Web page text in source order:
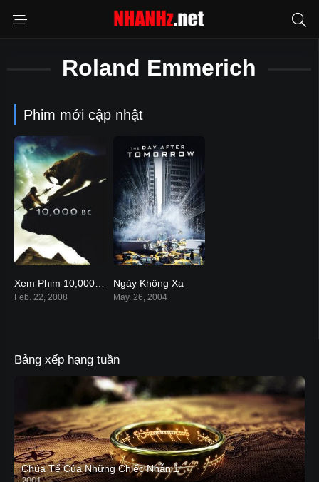
Roland Emmerich
Phim mới cập nhật
5.1
Feb. 22, 2008
Ngày Không Xa
May. 26, 2004
Bảng xếp hạng tuần
Chúa Tể Của Những Chiếc Nhẫn 1